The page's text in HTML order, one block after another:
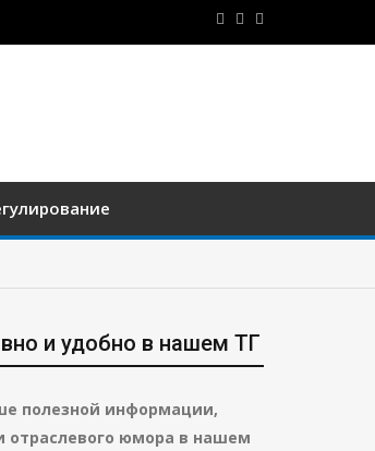
и удобно в нашем ТГ
полезной информации,
отраслевого юмора в нашем